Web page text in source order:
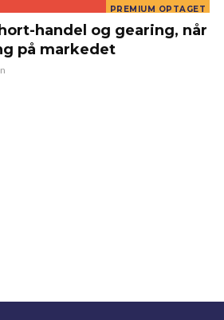
handel og gearing, når
på markedet